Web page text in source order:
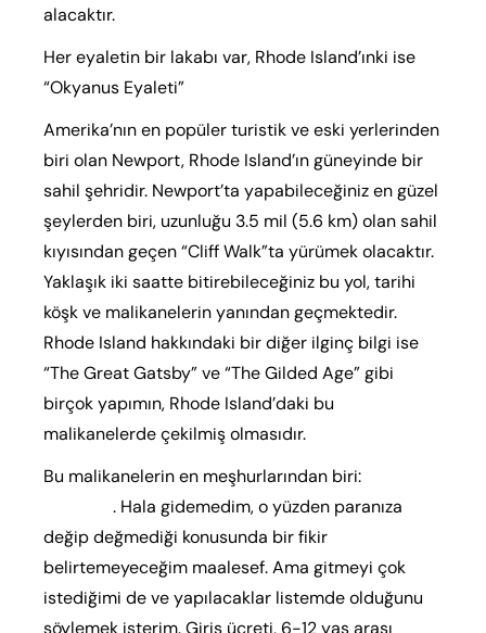
alacaktır.
Her eyaletin bir lakabı var, Rhode Island’ınki ise
“Okyanus Eyaleti”
Amerika’nın en popüler turistik ve eski yerlerinden
biri olan Newport, Rhode Island’ın güneyinde bir
sahil şehridir. Newport’ta yapabileceğiniz en güzel
şeylerden biri, uzunluğu 3.5 mil (5.6 km) olan sahil
kıyısından geçen “Cliff Walk”ta yürümek olacaktır.
Yaklaşık iki saatte bitirebileceğiniz bu yol, tarihi
köşk ve malikanelerin yanından geçmektedir.
Rhode Island hakkındaki bir diğer ilginç bilgi ise
“The Great Gatsby” ve “The Gilded Age” gibi
birçok yapımın, Rhode Island’daki bu
malikanelerde çekilmiş olmasıdır.
Bu malikanelerin en meşhurlarından biri:
. Hala gidemedim, o yüzden paranıza
değip değmediği konusunda bir fikir
belirtemeyeceğim maalesef. Ama gitmeyi çok
istediğimi de ve yapılacaklar listemde olduğunu